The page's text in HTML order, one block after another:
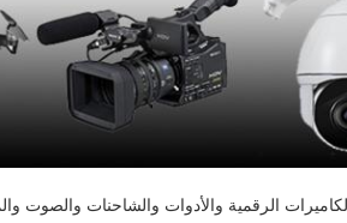
الرقمية والأدوات والشاحنات والصوت